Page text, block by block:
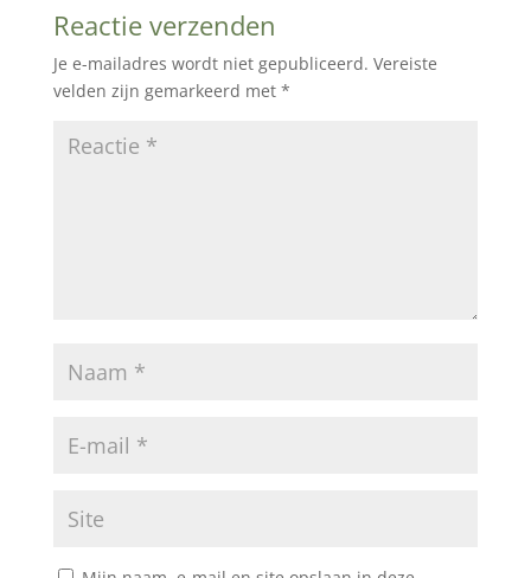
Reactie verzenden
Je e-mailadres wordt niet gepubliceerd. Vereiste
velden zijn gemarkeerd met *